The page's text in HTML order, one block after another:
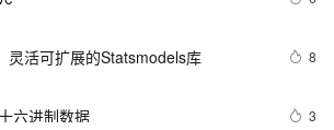
灵活可扩展的Statsmodels库 8
六进制数据 3